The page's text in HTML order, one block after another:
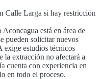
Calle Larga si hay restricción
está en área de
pueden solicitar nuevos
exige estudios técnicos
la extracción no afectará a
cuenta con experiencia en
en todo el proceso.